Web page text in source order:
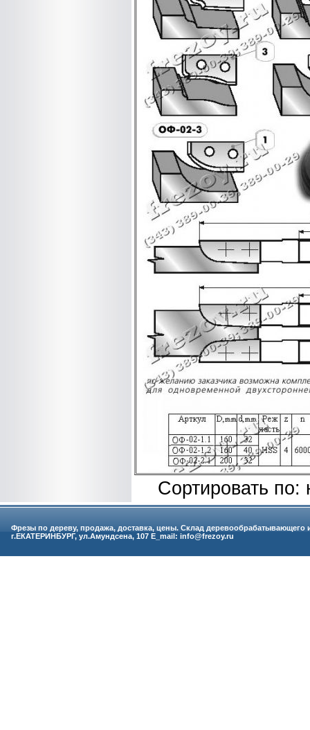
Сортировать
Фрезы по дереву, продажа, доставка, цены. Склад
г.ЕКАТЕРИНБУРГ, ул.Амундсена, 107 E_mail: info@frezoy.ru